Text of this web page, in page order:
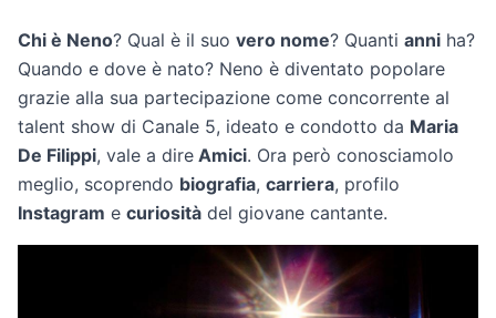
Chi è Neno? Qual è il suo vero nome? Quanti anni ha?
Quando e dove è nato? Neno è diventato popolare
grazie alla sua partecipazione come concorrente al
talent show di Canale 5, ideato e condotto da Maria
De Filippi, vale a dire Amici. Ora però conosciamolo
meglio, scoprendo biografia, carriera, profilo
Instagram e curiosità del giovane cantante.